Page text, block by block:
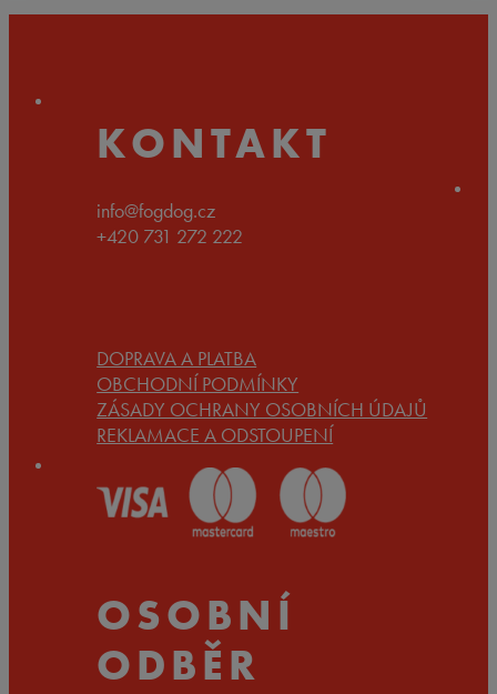
KONTAKT
info@fogdog.cz
+420 731 272 222
DOPRAVA A PLATBA
OBCHODNÍ PODMÍNKY
ZÁSADY OCHRANY OSOBNÍCH ÚDAJŮ
REKLAMACE A ODSTOUPENÍ
OSOBNÍ
ODBĚR